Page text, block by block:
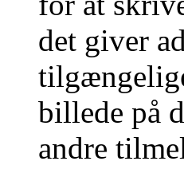
det giver
billede på
andre